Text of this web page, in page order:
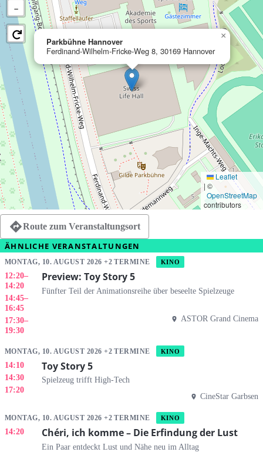
Parkbühne Hannover
Ferdinand-Wilhelm-Fricke-Weg 8, 30169 Hannover
×
−
Leaflet
| ©
OpenStreetMap
contributors
Route zum Veranstaltungsort
ÄHNLICHE VERANSTALTUNGEN
MONTAG, 10. AUGUST 2026 +2 TERMINE KINO
12:20–
14:20
14:45–
16:45
17:30–
19:30
Preview: Toy Story 5
Fünfter Teil der Animationsreihe über beseelte Spielzeuge
ASTOR Grand Cinema
MONTAG, 10. AUGUST 2026 +2 TERMINE KINO
14:10
14:30
17:20
Toy Story 5
Spielzeug trifft High-Tech
CineStar Garbsen
MONTAG, 10. AUGUST 2026 +2 TERMINE KINO
14:20 Chéri, ich komme – Die Erfindung der Lust
Ein Paar entdeckt Lust und Nähe neu im Alltag